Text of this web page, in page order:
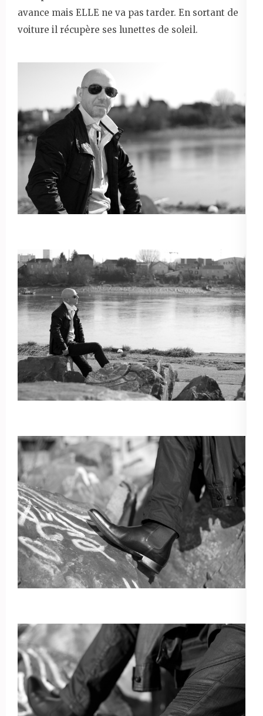
avance mais ELLE ne va pas tarder. En sortant de
voiture il récupère ses lunettes de soleil.